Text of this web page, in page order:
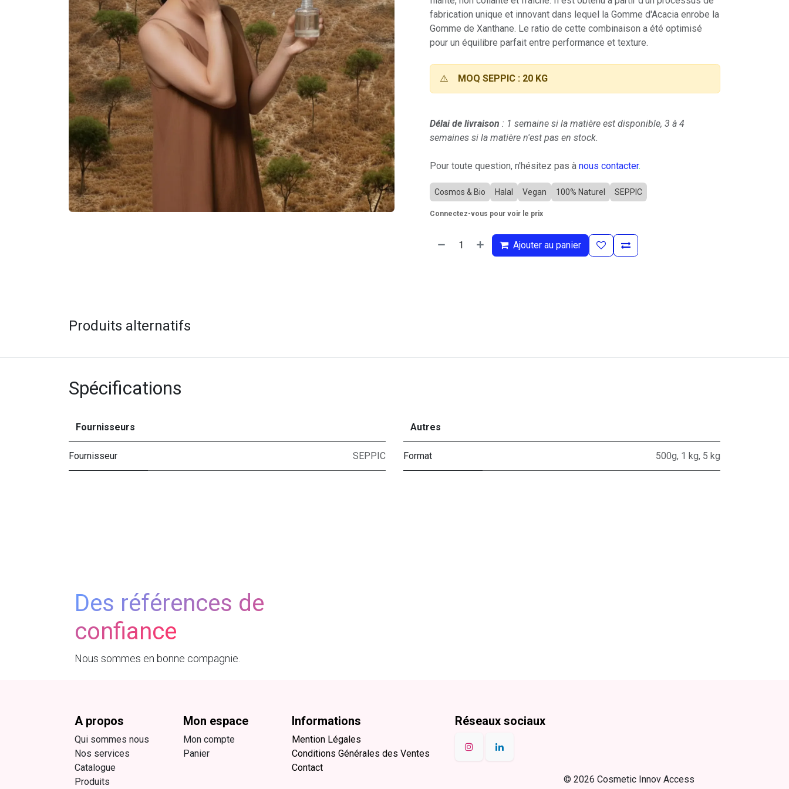
fabrication unique et innovant dans lequel la Gomme d'Acacia enrobe la
Gomme de Xanthane. Le ratio de cette combinaison a été optimisé
pour un équilibre parfait entre performance et texture.
⚠️ MOQ SEPPIC : 20 KG
Délai de livraison : 1 semaine si la matière est disponible, 3 à 4
semaines si la matière n'est pas en stock.
Pour toute question, n'hésitez pas à nous contacter.
Cosmos & Bio Halal Vegan 100% Naturel SEPPIC
Connectez-vous pour voir le prix
Ajouter au panier
Produits alternatifs
Spécifications
Fournisseurs
Fournisseur SEPPIC
Autres
Format 500g, 1 kg, 5 kg
Des références de
confiance
Nous sommes en bonne compagnie.
A propos
Qui sommes nous
Nos services
Catalogue
Produits
Mon espace
Mon compte
Panier
Informations
Mention Légales
Conditions Générales des Ventes
Contact
Réseaux sociaux
© 2026 Cosmetic Innov Access